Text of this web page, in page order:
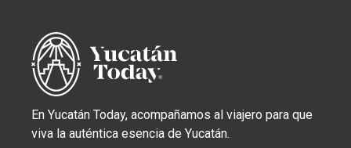
En Yucatán Today, acompañamos al viajero para que
viva la auténtica esencia de Yucatán.